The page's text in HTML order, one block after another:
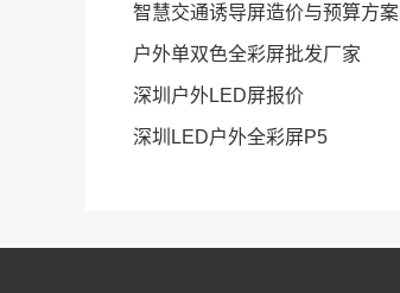
智慧交通诱导屏造价与预算方案
户外单双色全彩屏批发厂家
深圳户外LED屏报价
深圳LED户外全彩屏P5